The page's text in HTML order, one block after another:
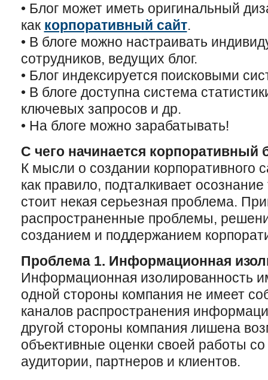
• Блог может иметь оригинальный
как корпоративный сайт.
• В блоге можно настраивать
сотрудников, ведущих блог.
• Блог индексируется поисковыми
• В блоге доступна система
ключевых запросов и др.
• На блоге можно зарабатывать!
С чего начинается корпоративный
К мысли о создании корпоративного
как правило, подталкивает
стоит некая серьезная проблема.
распространенные проблемы,
созданием и поддержанием
Проблема 1. Информационная
Информационная изолированность
одной стороны компания не имеет
каналов распространения
другой стороны компания лишена
объективные оценки своей работы
аудитории, партнеров и клиентов.